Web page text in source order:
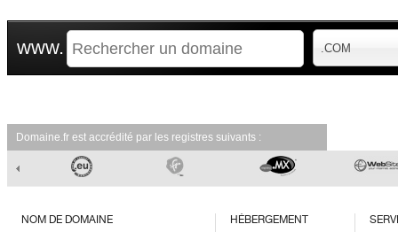
www. .COM
Domaine.fr est accrédité par les registres suivants :
NOM DE DOMAINE HÉBERGEMENT